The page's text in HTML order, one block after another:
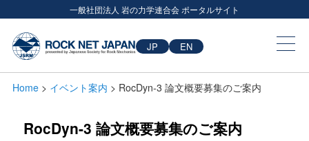
一般社団法人 岩の力学連合会 ポータルサイト
JP EN
Home > イベント案内 > RocDyn-3 論文概要募集のご案内
RocDyn-3 論文概要募集のご案内